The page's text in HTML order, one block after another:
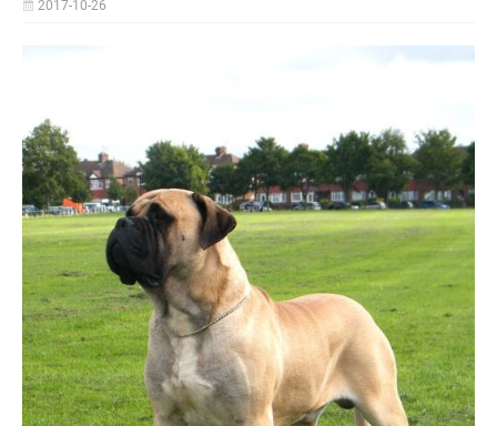
2017-10-26